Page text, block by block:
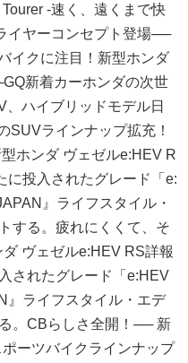
-速く、遠くまで快
イヤーコンセプト登場──
イクに注目！新型ホンダ
新着カーホンダの次世
ハイブリッドモデル日
SUVラインナップ拡充！
ホンダ ヴェゼルe:HEV R
に投入されたグレード「e:
』ライフスタイル・
する。疲れにくくて、そ
ヴェゼルe:HEV RS詳報
されたグレード「e:HEV
』ライフスタイル・エデ
。CBらしさ全開！── 新
ーツバイクラインナップ